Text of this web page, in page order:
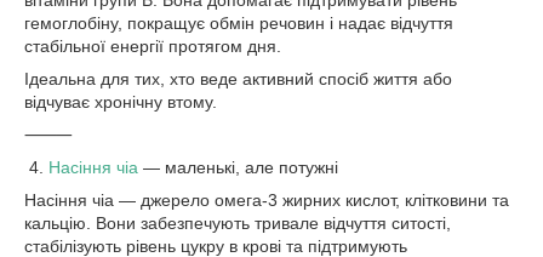
гемоглобіну, покращує обмін речовин і надає відчуття
стабільної енергії протягом дня.
Ідеальна для тих, хто веде активний спосіб життя або
відчуває хронічну втому.
⸻
4. Насіння чіа — маленькі, але потужні
Насіння чіа — джерело омега-3 жирних кислот, клітковини та
кальцію. Вони забезпечують тривале відчуття ситості,
стабілізують рівень цукру в крові та підтримують